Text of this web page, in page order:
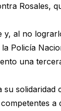
Rosales,
y, al no
Policía
una
su solidaridad
a